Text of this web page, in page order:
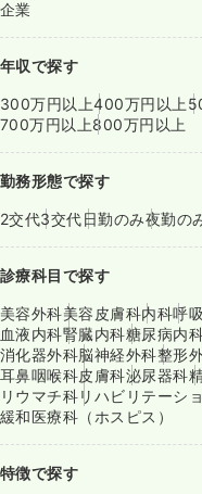
企業
年収で探す
300万円以上400万円以上
700万円以上800万円以上
勤務形態で探す
2交代3交代日勤のみ夜勤の
診療科目で探す
美容外科美容皮膚科内科呼
血液内科腎臓内科糖尿病内
消化器外科脳神経外科整形
耳鼻咽喉科皮膚科泌尿器科
リウマチ科リハビリテーシ
緩和医療科（ホスピス）
特徴で探す